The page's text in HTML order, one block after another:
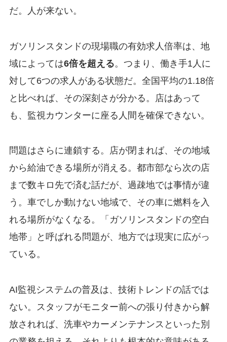
だ。人が来ない。
ガソリンスタンドの現場職の有効求人倍率は、地
域によっては6倍を超える。つまり、働き手1人に
対して6つの求人がある状態だ。全国平均の1.18倍
と比べれば、その深刻さが分かる。店はあって
も、監視カウンターに座る人間を確保できない。
問題はさらに連鎖する。店が閉まれば、その地域
から給油できる場所が消える。都市部なら次の店
まで数キロ先で済む話だが、過疎地では事情が違
う。車でしか動けない地域で、その車に燃料を入
れる場所がなくなる。「ガソリンスタンドの空白
地帯」と呼ばれる問題が、地方では現実に広がっ
ている。
AI監視システムの普及は、技術トレンドの話では
ない。スタッフがモニター前への張り付きから解
放されれば、洗車やカーメンテナンスといった別